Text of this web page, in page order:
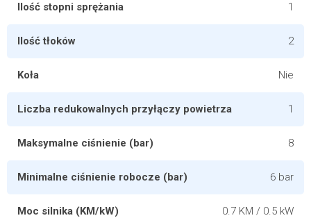
Ilość stopni sprężania 1
Ilość tłoków 2
Koła Nie
Liczba redukowalnych przyłączy powietrza 1
Maksymalne ciśnienie (bar) 8
Minimalne ciśnienie robocze (bar) 6 bar
Moc silnika (KM/kW) 0.7 KM / 0.5 kW